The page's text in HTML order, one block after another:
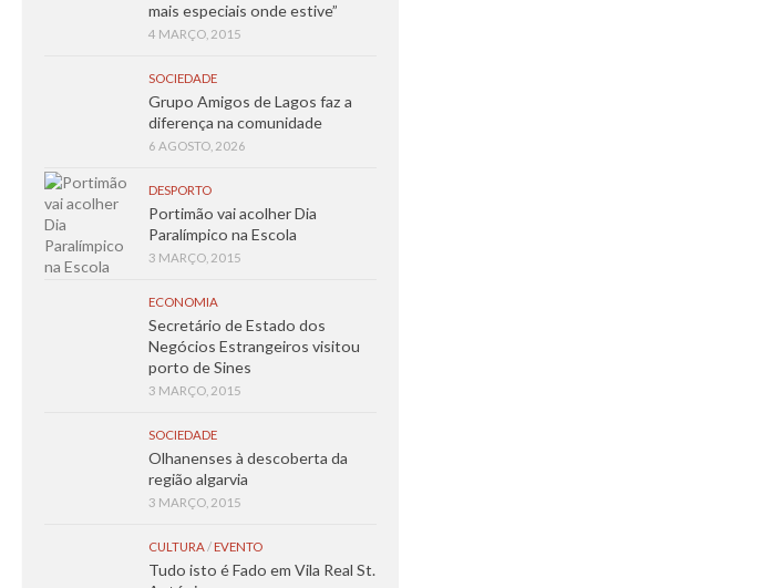
mais especiais onde estive”
4 MARÇO, 2015
SOCIEDADE
Grupo Amigos de Lagos faz a
diferença na comunidade
6 AGOSTO, 2026
DESPORTO
Portimão vai acolher Dia
Paralímpico na Escola
3 MARÇO, 2015
ECONOMIA
Secretário de Estado dos
Negócios Estrangeiros visitou
porto de Sines
3 MARÇO, 2015
SOCIEDADE
Olhanenses à descoberta da
região algarvia
3 MARÇO, 2015
CULTURA/ EVENTO
Tudo isto é Fado em Vila Real St.